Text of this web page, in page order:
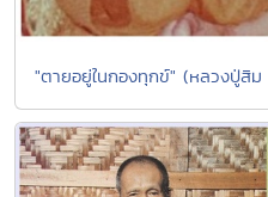
"ตายอยู่ในกองทุกข์" (หลวงปู่สิม